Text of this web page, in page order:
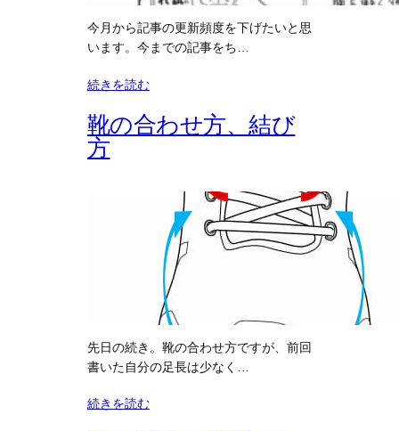
今月から記事の更新頻度を下げたいと思
います。今までの記事をち…
続きを読む
靴の合わせ方、結び
方
先日の続き。靴の合わせ方ですが、前回
書いた自分の足長は少なく…
続きを読む